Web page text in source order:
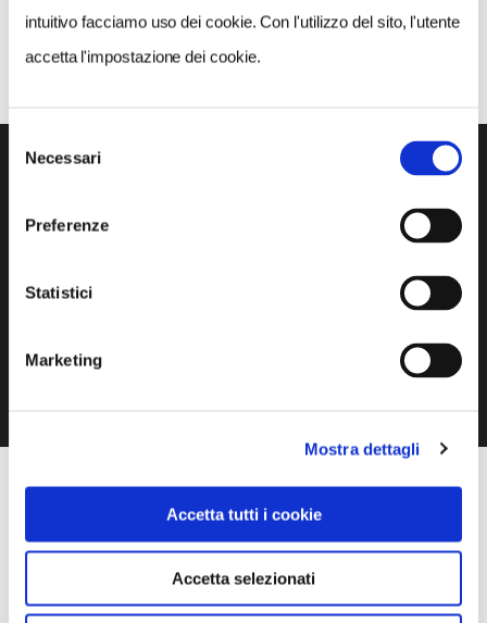
intuitivo facciamo uso dei cookie. Con l'utilizzo del sito, l'utente
accetta l'impostazione dei cookie.
delNecessari
Preferenze
Statistici
Marketing
Mostra dettagli
Accetta tutti i cookie
Accetta selezionati
COSA FARE DOVE DORMIRE DOVE MANGIARE